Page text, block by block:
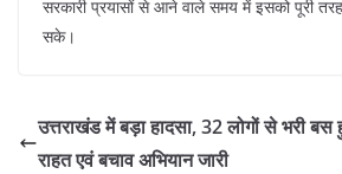
सरकारी प्रयासों से आने वाले समय में इसको पूरी
सके।
उत्तराखंड में बड़ा हादसा, 32 लोगों से भरी बस
राहत एवं बचाव अभियान जारी